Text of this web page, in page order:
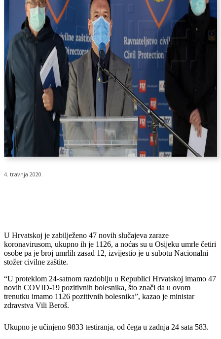
4. travnja 2020.
U Hrvatskoj je zabilježeno 47 novih slučajeva zaraze
koronavirusom, ukupno ih je 1126, a noćas su u Osijeku umrle četiri
osobe pa je broj umrlih zasad 12, izvijestio je u subotu Nacionalni
stožer civilne zaštite.
“U proteklom 24-satnom razdoblju u Republici Hrvatskoj imamo 47
novih COVID-19 pozitivnih bolesnika, što znači da u ovom
trenutku imamo 1126 pozitivnih bolesnika”, kazao je ministar
zdravstva Vili Beroš.
Ukupno je učinjeno 9833 testiranja, od čega u zadnja 24 sata 583.